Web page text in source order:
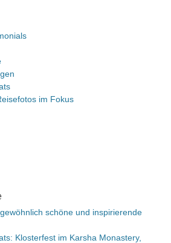
im Fokus
schöne und inspirierende
Klosterfest im Karsha Monastery,